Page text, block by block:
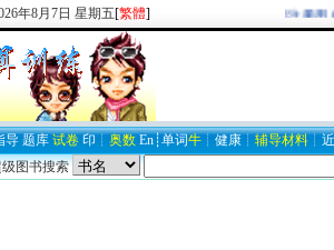
年8月 7日 星期五[繁體] 欢迎新注册用
导 题库 试卷 印 ┊ 奥数 En ┊ 单词牛 ┊ 健康 ┊ 辅导材料 ┊
图书搜索